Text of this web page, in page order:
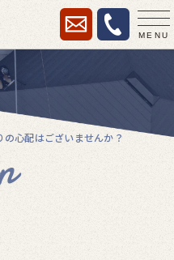
MENU
の心配はございませんか？